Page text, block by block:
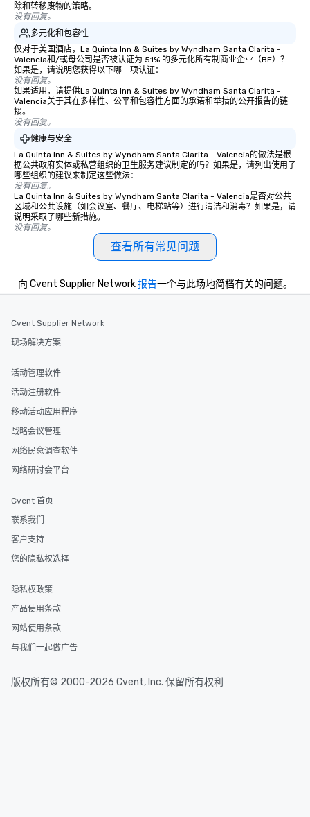
除和转移废物的策略。
没有回复。
多元化和包容性
仅对于美国酒店，La Quinta Inn & Suites by Wyndham Santa Clarita -
Valencia和/或母公司是否被认证为 51% 的多元化所有制商业企业（BE）？
如果是，请说明您获得以下哪一项认证：
没有回复。
如果适用，请提供La Quinta Inn & Suites by Wyndham Santa Clarita -
Valencia关于其在多样性、公平和包容性方面的承诺和举措的公开报告的链
接。
没有回复。
健康与安全
La Quinta Inn & Suites by Wyndham Santa Clarita - Valencia的做法是根
据公共政府实体或私营组织的卫生服务建议制定的吗？如果是，请列出使用了
哪些组织的建议来制定这些做法：
没有回复。
La Quinta Inn & Suites by Wyndham Santa Clarita - Valencia是否对公共
区域和公共设施（如会议室、餐厅、电梯站等）进行清洁和消毒？如果是，请
说明采取了哪些新措施。
没有回复。
查看所有常见问题
向 Cvent Supplier Network报告一个与此场地简档有关的问题。
Cvent Supplier Network
现场解决方案
活动管理软件
活动注册软件
移动活动应用程序
战略会议管理
网络民意调查软件
网络研讨会平台
Cvent 首页
联系我们
客户支持
您的隐私权选择
隐私权政策
产品使用条款
网站使用条款
与我们一起做广告
版权所有© 2000-2026 Cvent, Inc. 保留所有权利